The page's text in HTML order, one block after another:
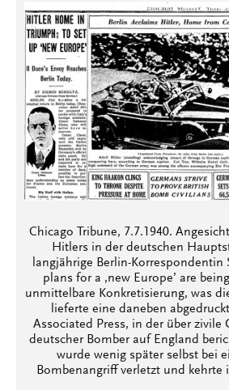
Chicago Tribune, 7.7.1940.
Hitlers in der deutschen
langjährige Berlin-Korrespondentin
plans for a ‚new Europe’ are
unmittelbare Konkretisierung, was
lieferte eine daneben
Associated Press, in der über zivile
deutscher Bomber auf England
wurde wenig später selbst bei
Bombenangriff verletzt und kehrte